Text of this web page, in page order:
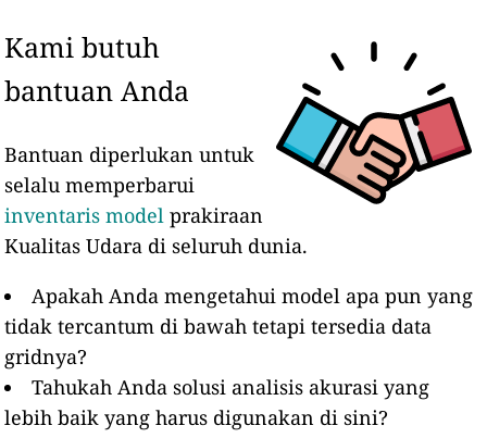
Kami butuh
bantuan Anda
Bantuan diperlukan untuk
selalu memperbarui
inventaris model prakiraan
Kualitas Udara di seluruh dunia.
Apakah Anda mengetahui model apa pun yang
tidak tercantum di bawah tetapi tersedia data
gridnya?
Tahukah Anda solusi analisis akurasi yang
lebih baik yang harus digunakan di sini?